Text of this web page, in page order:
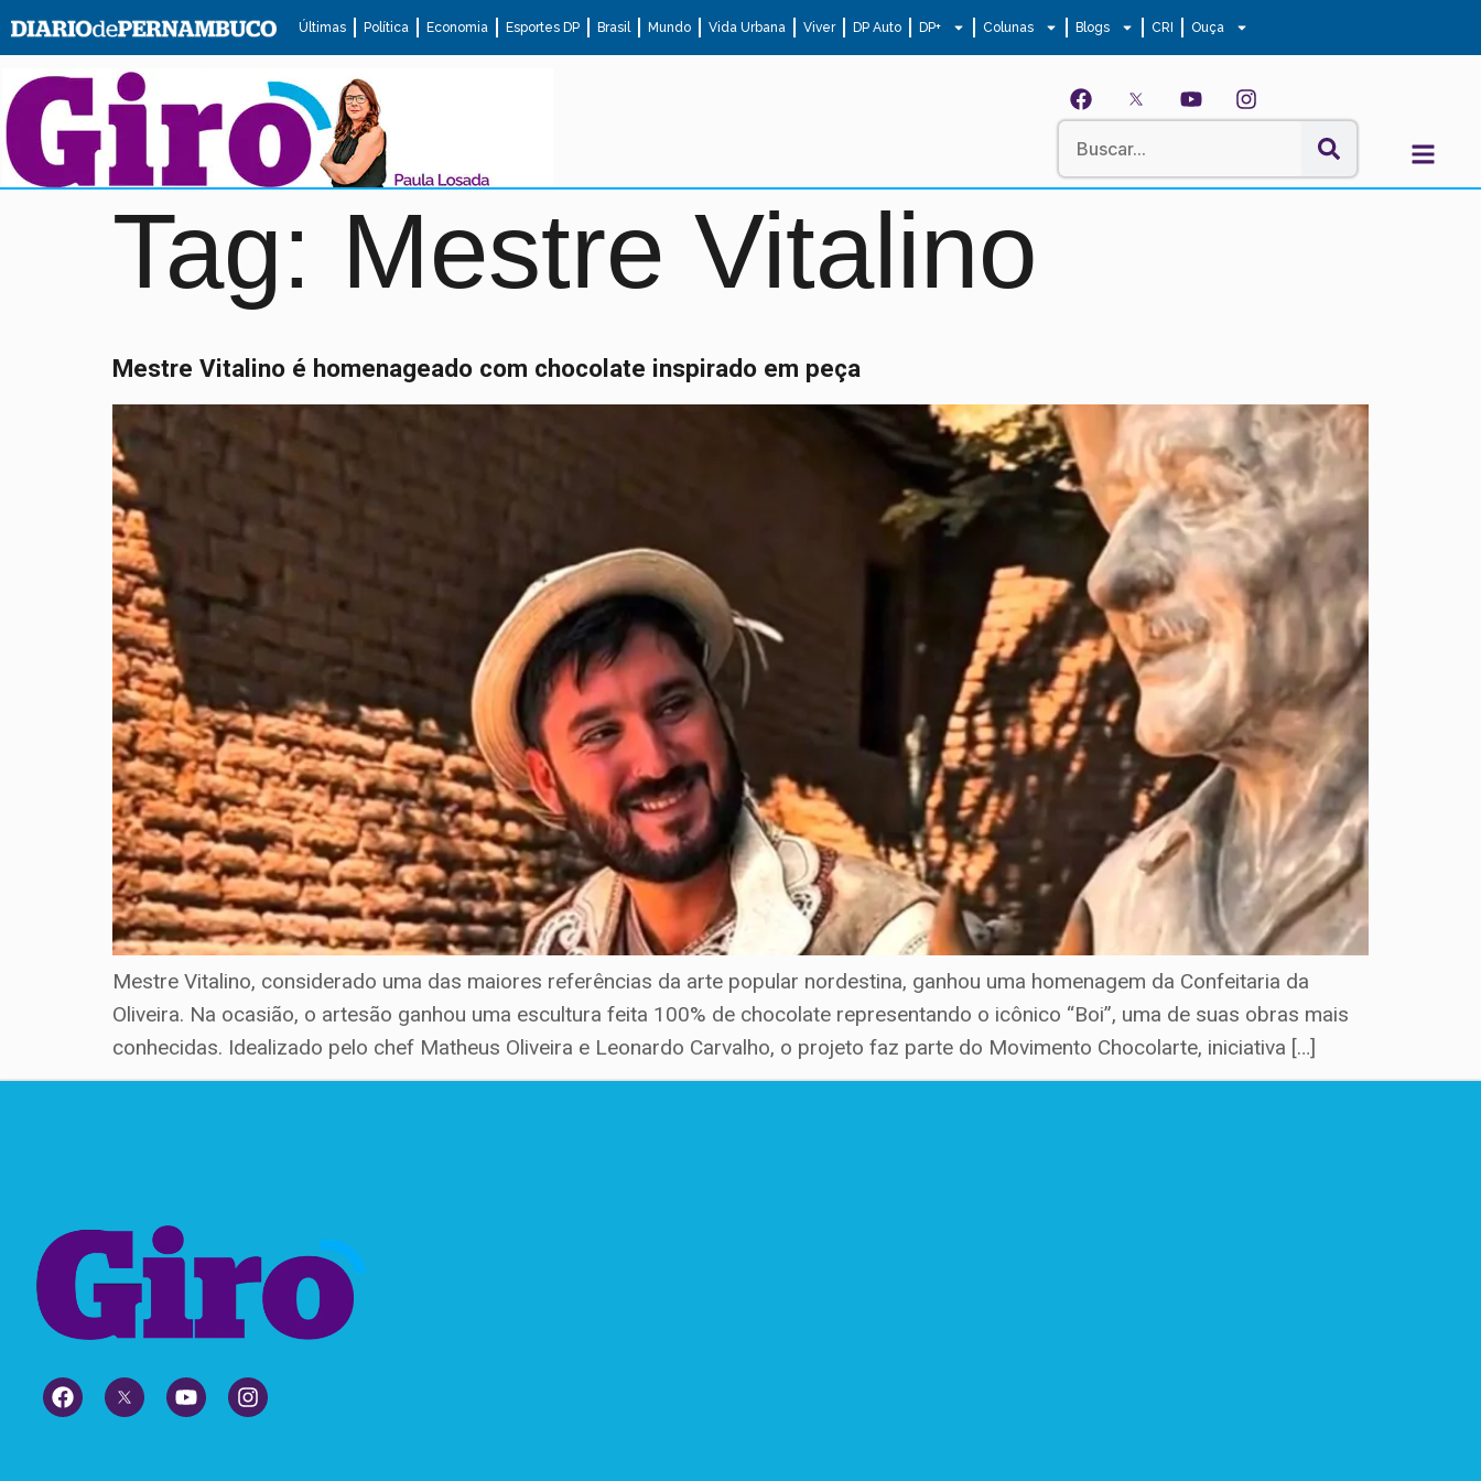
Últimas Política Economia Esportes DP Brasil Mundo Vida Urbana Viver DP Auto DP+ Colunas Blogs CRI Ouça
Tag: Mestre Vitalino
Mestre Vitalino é homenageado com chocolate inspirado em peça
Mestre Vitalino, considerado uma das maiores referências da arte popular nordestina, ganhou uma homenagem da Confeitaria da
Oliveira. Na ocasião, o artesão ganhou uma escultura feita 100% de chocolate representando o icônico “Boi”, uma de suas obras mais
conhecidas. Idealizado pelo chef Matheus Oliveira e Leonardo Carvalho, o projeto faz parte do Movimento Chocolarte, iniciativa […]